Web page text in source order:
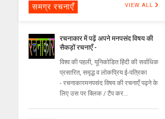
समग्र रचनाएँ VIEW ALL
रचनाकार में पढ़ें अपने मनपसंद विषय की
सैकड़ों रचनाएँ -
विश्व की पहली, यूनिकोडित हिंदी की सर्वाधिक
प्रसारित, समृद्ध व लोकप्रिय ई-पत्रिका
- रचनाकारमनपसंद विषय की रचनाएँ पढ़ने के
लिए उस पर क्लिक / टैप कर...